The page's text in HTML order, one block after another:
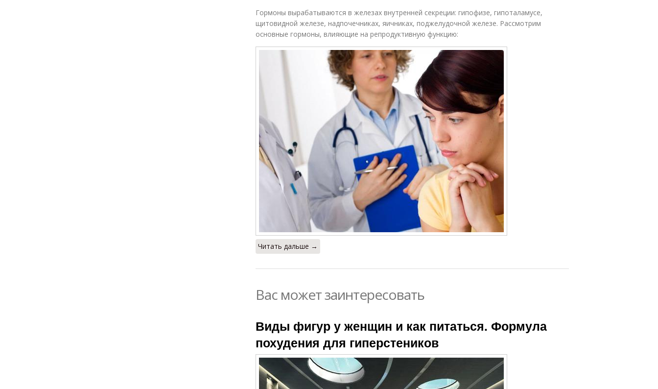
Гормоны вырабатываются в железах внутренней секреции: гипофизе, гипоталамусе,
щитовидной железе, надпочечниках, яичниках, поджелудочной железе. Рассмотрим
основные гормоны, влияющие на репродуктивную функцию:
Читать дальше →
Вас может заинтересовать
Виды фигур у женщин и как питаться. Формула
похудения для гиперстеников